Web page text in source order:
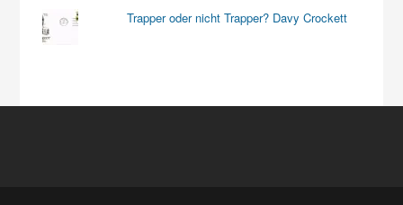
Trapper oder nicht Trapper? Davy Crockett